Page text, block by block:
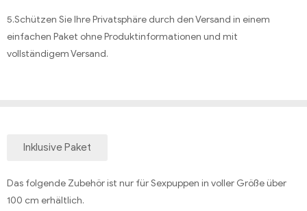
5.Schützen Sie Ihre Privatsphäre durch den Versand in einem
einfachen Paket ohne Produktinformationen und mit
vollständigem Versand.
Inklusive Paket
Das folgende Zubehör ist nur für Sexpuppen in voller Größe über
100 cm erhältlich.